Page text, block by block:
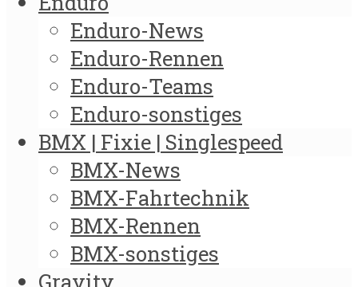
Enduro-News
Enduro-Rennen
Enduro-Teams
Enduro-sonstiges
BMX | Fixie | Singlespeed
BMX-News
BMX-Fahrtechnik
BMX-Rennen
BMX-sonstiges
Gravity